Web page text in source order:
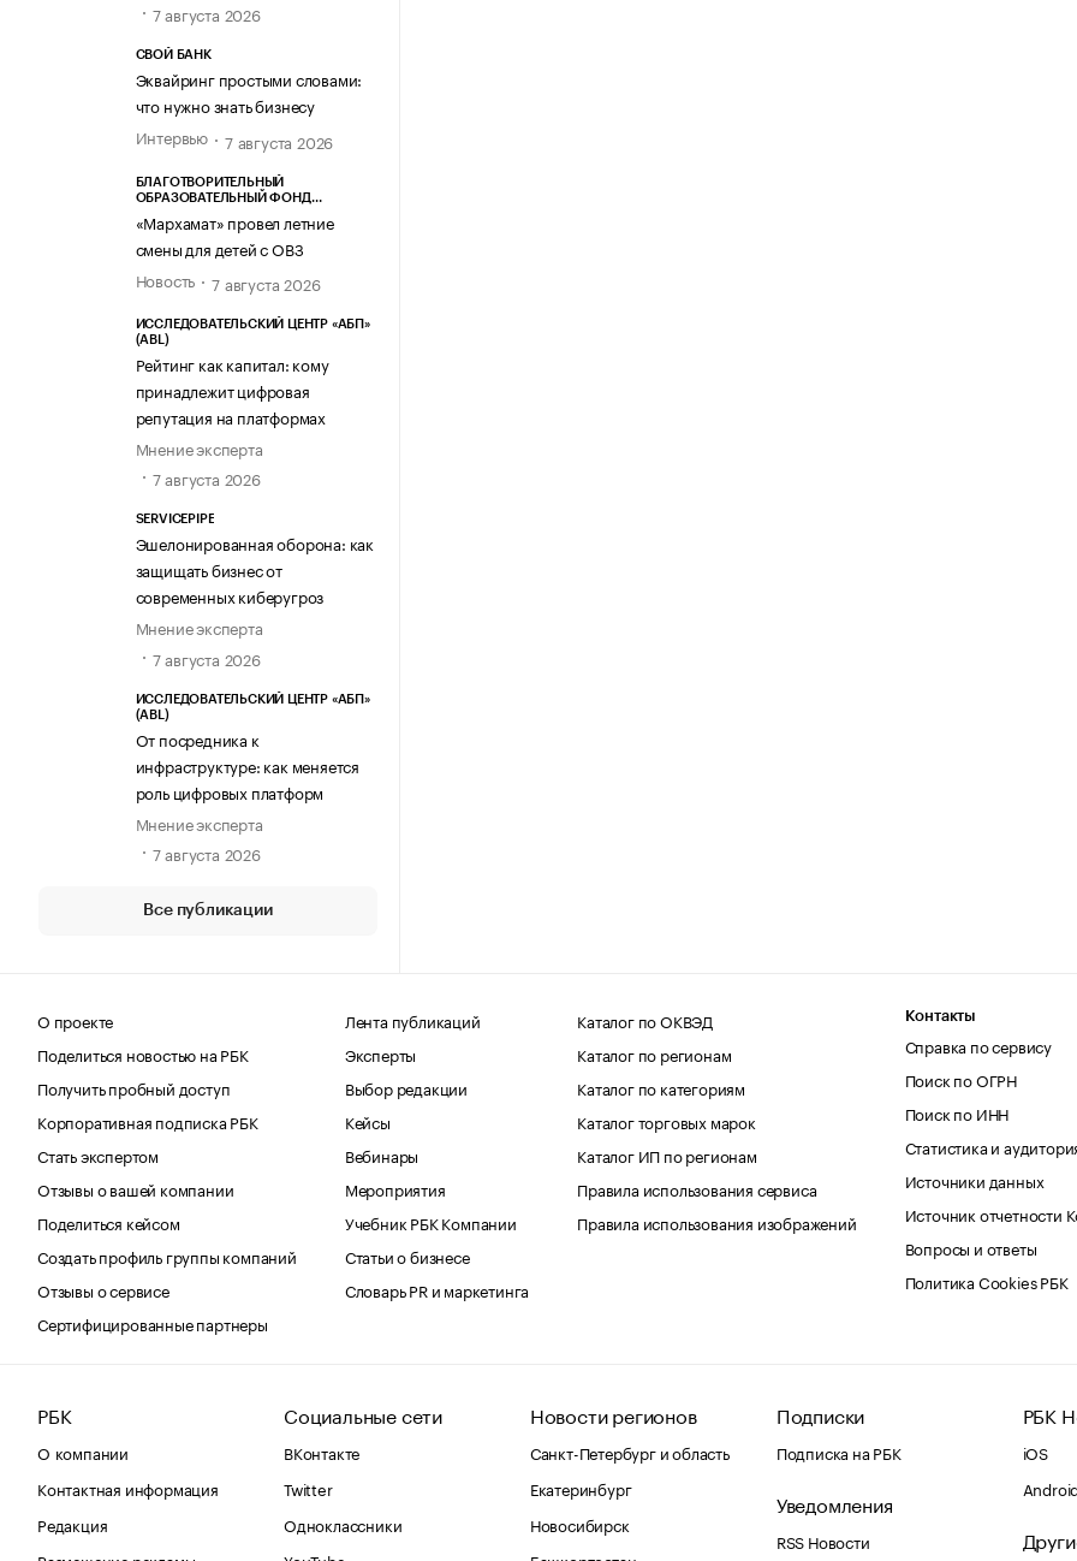
7 августа 2026
СВОЙ БАНК
Эквайринг простыми словами:
что нужно знать бизнесу
Интервью
7 августа 2026
БЛАГОТВОРИТЕЛЬНЫЙ
ОБРАЗОВАТЕЛЬНЫЙ ФОНД
«Мархамат» провел летние
смены для детей с ОВЗ
Новость
7 августа 2026
ИССЛЕДОВАТЕЛЬСКИЙ ЦЕНТР «АБП»
(ABL)
Рейтинг как капитал: кому
принадлежит цифровая
репутация на платформах
Мнение эксперта
7 августа 2026
SERVICEPIPE
Эшелонированная оборона: как
защищать бизнес от
современных киберугроз
Мнение эксперта
7 августа 2026
ИССЛЕДОВАТЕЛЬСКИЙ ЦЕНТР «АБП»
(ABL)
От посредника к
инфраструктуре: как меняется
роль цифровых платформ
Мнение эксперта
7 августа 2026
Все публикации
О проекте
Поделиться новостью на РБК
Получить пробный доступ
Корпоративная подписка РБК
Стать экспертом
Отзывы о вашей компании
Поделиться кейсом
Создать профиль группы компаний
Отзывы о сервисе
Сертифицированные партнеры
Лента публикаций
Эксперты
Выбор редакции
Кейсы
Вебинары
Мероприятия
Учебник РБК Компании
Статьи о бизнесе
Словарь PR и маркетинга
Каталог по ОКВЭД
Каталог по регионам
Каталог по категориям
Каталог торговых марок
Каталог ИП по регионам
Правила использования сервиса
Правила использования изображений
Контакты
Справка по сервису
Поиск по ОГРН
Поиск по ИНН
Статистика и
Источники данных
Источник отчетности
Вопросы и ответы
Политика Cookies РБК
РБК
О компании
Контактная информация
Редакция
Социальные сети
ВКонтакте
Twitter
Одноклассники
Новости регионов
Санкт-Петербург и область
Екатеринбург
Новосибирск
Подписки
Подписка на РБК
Уведомления
RSS Новости
РБК
iOS